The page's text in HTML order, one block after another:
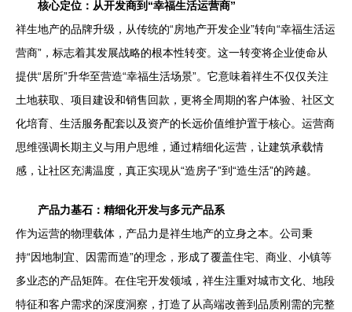
核心定位：从开发商到“幸福生活运营商”
祥生地产的品牌升级，从传统的“房地产开发企业”转向“幸福生活运
营商”，标志着其发展战略的根本性转变。这一转变将企业使命从
提供“居所”升华至营造“幸福生活场景”。它意味着祥生不仅仅关注
土地获取、项目建设和销售回款，更将全周期的客户体验、社区文
化培育、生活服务配套以及资产的长远价值维护置于核心。运营商
思维强调长期主义与用户思维，通过精细化运营，让建筑承载情
感，让社区充满温度，真正实现从“造房子”到“造生活”的跨越。
产品力基石：精细化开发与多元产品系
作为运营的物理载体，产品力是祥生地产的立身之本。公司秉
持“因地制宜、因需而造”的理念，形成了覆盖住宅、商业、小镇等
多业态的产品矩阵。在住宅开发领域，祥生注重对城市文化、地段
特征和客户需求的深度洞察，打造了从高端改善到品质刚需的完整